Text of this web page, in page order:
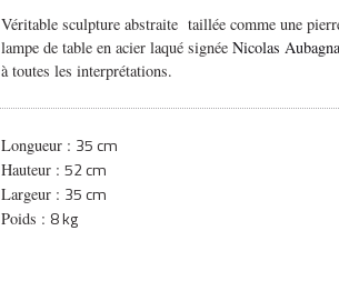
Véritable sculpture abstraite taillée comme une
lampe de table en acier laqué signée Nicolas
à toutes les interprétations.
Longueur : 35 cm
Hauteur : 52 cm
Largeur : 35 cm
Poids : 8 kg